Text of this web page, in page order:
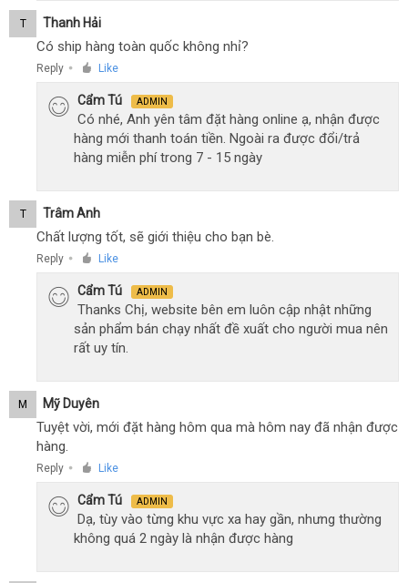
T Thanh Hải
Có ship hàng toàn quốc không nhỉ?
Reply ● Like
Cẩm Tú ADMIN
Có nhé, Anh yên tâm đặt hàng online ạ, nhận được
hàng mới thanh toán tiền. Ngoài ra được đổi/trả
hàng miễn phí trong 7 - 15 ngày
T Trâm Anh
Chất lượng tốt, sẽ giới thiệu cho bạn bè.
Reply ● Like
Cẩm Tú ADMIN
Thanks Chị, website bên em luôn cập nhật những
sản phẩm bán chạy nhất đề xuất cho người mua nên
rất uy tín.
M Mỹ Duyên
Tuyệt vời, mới đặt hàng hôm qua mà hôm nay đã nhận được
hàng.
Reply ● Like
Cẩm Tú ADMIN
Dạ, tùy vào từng khu vực xa hay gần, nhưng thường
không quá 2 ngày là nhận được hàng